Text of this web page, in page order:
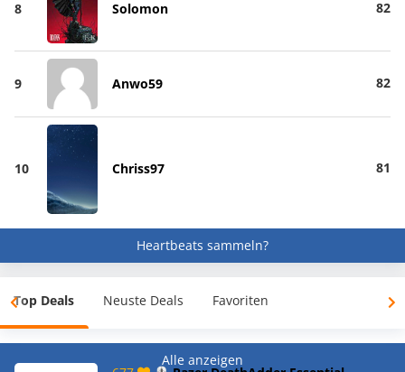
8 Solomon 82
9 Anwo59 82
10 Chriss97 81
Heartbeats sammeln?
Top Deals Neuste Deals Favoriten
Alle anzeigen